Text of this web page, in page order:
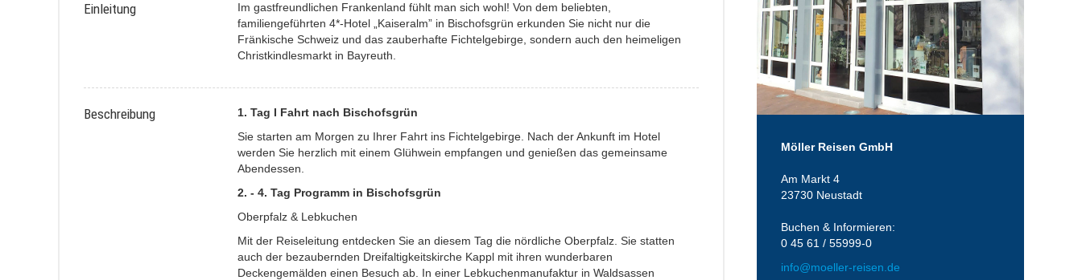
Einleitung
Im gastfreundlichen Frankenland fühlt man sich wohl! Von dem beliebten,
familiengeführten 4*-Hotel „Kaiseralm” in Bischofsgrün erkunden Sie nicht nur die
Fränkische Schweiz und das zauberhafte Fichtelgebirge, sondern auch den heimeligen
Christkindlesmarkt in Bayreuth.
Beschreibung
1. Tag I Fahrt nach Bischofsgrün
Sie starten am Morgen zu Ihrer Fahrt ins Fichtelgebirge. Nach der Ankunft im Hotel
werden Sie herzlich mit einem Glühwein empfangen und genießen das gemeinsame
Abendessen.
2. - 4. Tag Programm in Bischofsgrün
Oberpfalz & Lebkuchen
Mit der Reiseleitung entdecken Sie an diesem Tag die nördliche Oberpfalz. Sie statten
auch der bezaubernden Dreifaltigkeitskirche Kappl mit ihren wunderbaren
Deckengemälden einen Besuch ab. In einer Lebkuchenmanufaktur in Waldsassen
Möller Reisen GmbH
Am Markt 4
23730 Neustadt
Buchen & Informieren:
0 45 61 / 55999-0
info@moeller-reisen.de